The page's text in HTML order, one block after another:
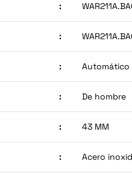
:
:
: Automático
: De hombre
: 43 MM
: Acero